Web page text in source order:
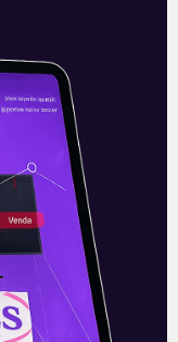
atingiu
de